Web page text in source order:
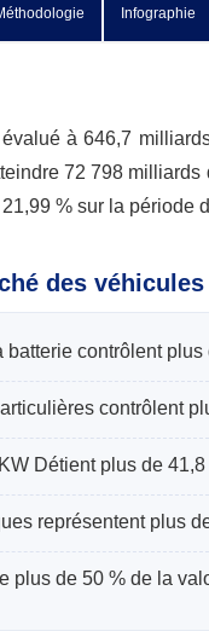
Infographie
à 646,7
72 798
% sur la période
des
batterie contrôlent
contrôlent
Détient plus de
représentent plus
plus de 50 % de la